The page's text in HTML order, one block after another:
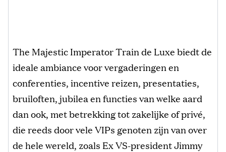
The Majestic Imperator Train de Luxe biedt de
ideale ambiance voor vergaderingen en
conferenties, incentive reizen, presentaties,
bruiloften, jubilea en functies van welke aard
dan ook, met betrekking tot zakelijke of privé,
die reeds door vele VIPs genoten zijn van over
de hele wereld, zoals Ex VS-president Jimmy